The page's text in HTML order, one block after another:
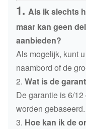
1. Als ik slechts
maar kan geen
aanbieden?
Als mogelijk, kunt
naambord of de
2. Wat is de
De garantie is 6/
worden gebaseerd.
3. Hoe kan ik de